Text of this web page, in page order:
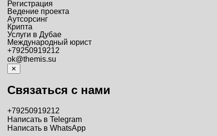
Регистрация
Ведение проекта
Аутсорсинг
Крипта
Услуги в Дубае
Международный юрист
+79250919212
ok@themis.su
✕
Связаться с нами
+79250919212
Написать в Telegram
Написать в WhatsApp